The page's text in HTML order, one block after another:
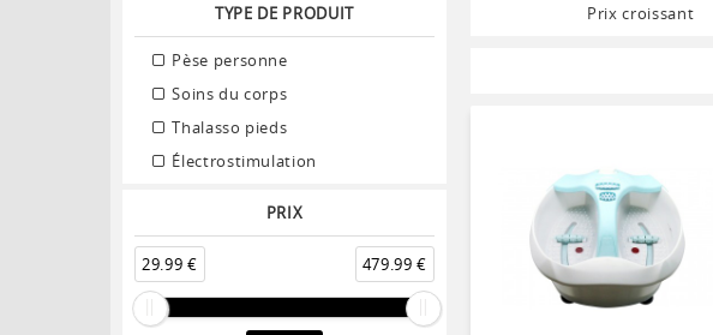
TYPE DE PRODUIT
Pèse personne
Soins du corps
Thalasso pieds
Électrostimulation
PRIX
29.99 € 479.99 €
Prix croissant